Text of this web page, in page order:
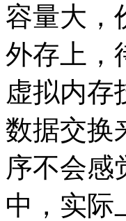
容量大，
外存上，
虚拟内存
数据交换
序不会感
中，实际